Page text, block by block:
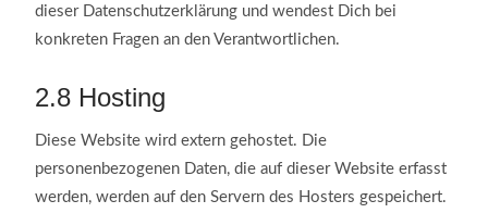
dieser Datenschutzerklärung und wendest Dich bei
konkreten Fragen an den Verantwortlichen.
2.8 Hosting
Diese Website wird extern gehostet. Die
personenbezogenen Daten, die auf dieser Website erfasst
werden, werden auf den Servern des Hosters gespeichert.